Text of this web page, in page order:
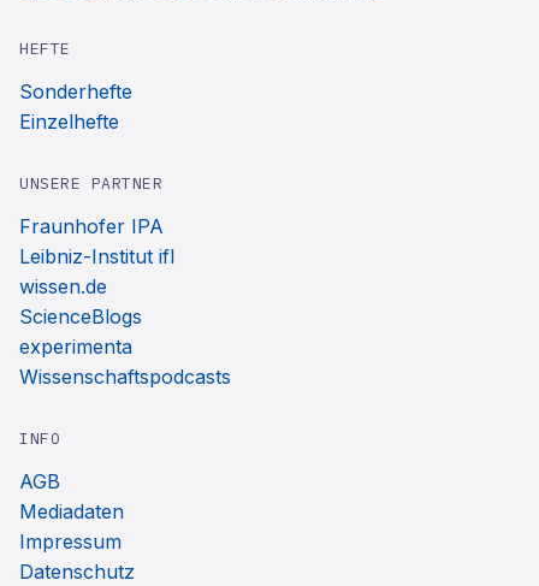
HEFTE
Sonderhefte
Einzelhefte
UNSERE PARTNER
Fraunhofer IPA
Leibniz-Institut ifl
wissen.de
ScienceBlogs
experimenta
Wissenschaftspodcasts
INFO
AGB
Mediadaten
Impressum
Datenschutz